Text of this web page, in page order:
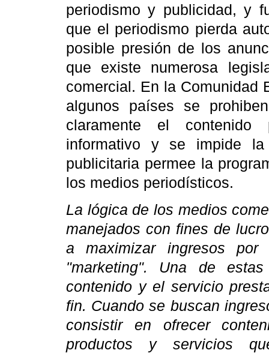
periodismo y publicidad, y
que el periodismo pierda
posible presión de los
que existe numerosa
comercial. En la Comunidad
algunos países se
claramente el contenido
informativo y se impide
publicitaria permee la
los medios periodísticos.
La lógica de los medios
manejados con fines de
a maximizar ingresos por
"marketing". Una de
contenido y el servicio
fin. Cuando se buscan
consistir en ofrecer
productos y servicios